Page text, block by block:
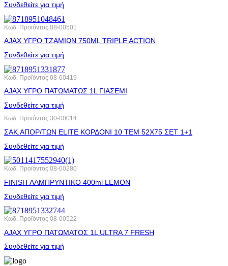
Συνδεθείτε για τιμή
Κωδ. Προϊόντος 08-00501
AJAX ΥΓΡΟ ΤΖΑΜΙΩΝ 750ML TRIPLE ACTION
Συνδεθείτε για τιμή
Κωδ. Προϊόντος 08-00419
AJAX ΥΓΡΟ ΠΑΤΩΜΑΤΩΣ 1L ΓΙΑΣΕΜΙ
Συνδεθείτε για τιμή
Κωδ. Προϊόντος 30-00014
ΣΑΚ.ΑΠΟΡ/ΤΩΝ ELITE ΚΟΡΔΟΝΙ 10 ΤΕΜ 52X75 ΣΕΤ 1+1
Συνδεθείτε για τιμή
Κωδ. Προϊόντος 08-00280
FINISH ΛΑΜΠΡΥΝΤΙΚΟ 400ml LEMON
Συνδεθείτε για τιμή
Κωδ. Προϊόντος 08-00522
AJAX ΥΓΡΟ ΠΑΤΩΜΑΤΟΣ 1L ULTRA 7 FRESH
Συνδεθείτε για τιμή